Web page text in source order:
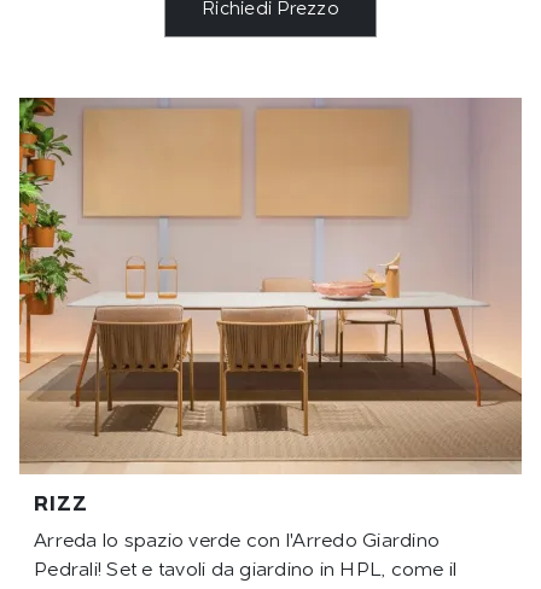
Richiedi Prezzo
RIZZ
Arreda lo spazio verde con l'Arredo Giardino
Pedrali! Set e tavoli da giardino in HPL, come il